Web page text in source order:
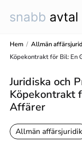
Hem / Allmän
Köpekontrakt för Bil: En
Juridiska och
Köpekontrakt
Affärer
Allmän affärsjuridik